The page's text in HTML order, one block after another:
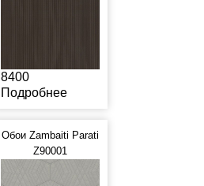
8400
Подробнее
Обои Zambaiti Parati
Z90001